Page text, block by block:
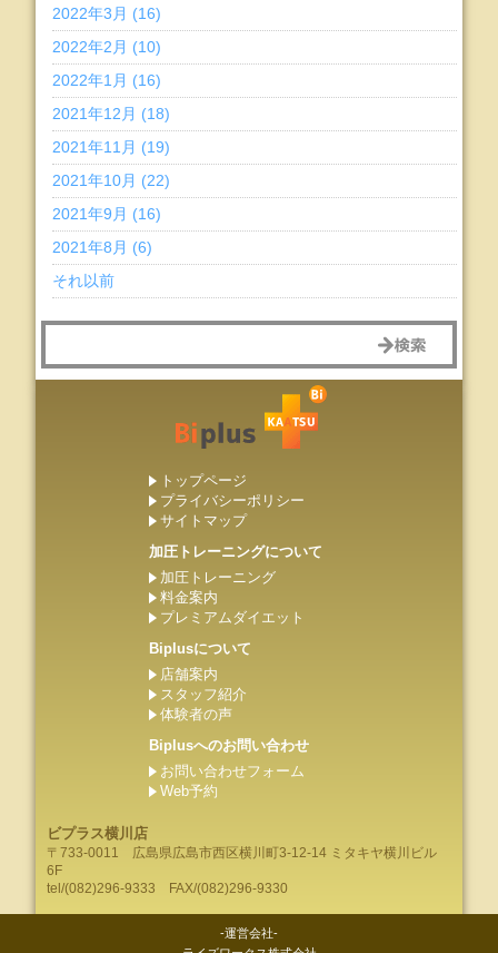
2022年3月 (16)
2022年2月 (10)
2022年1月 (16)
2021年12月 (18)
2021年11月 (19)
2021年10月 (22)
2021年9月 (16)
2021年8月 (6)
それ以前
トップページ
プライバシーポリシー
サイトマップ
加圧トレーニングについて
加圧トレーニング
料金案内
プレミアムダイエット
Biplusについて
店舗案内
スタッフ紹介
体験者の声
Biplusへのお問い合わせ
お問い合わせフォーム
Web予約
ビプラス横川店
〒733-0011 広島県広島市西区横川町3-12-14 ミタキヤ横川ビル
6F
tel/(082)296-9333 FAX/(082)296-9330
-運営会社-